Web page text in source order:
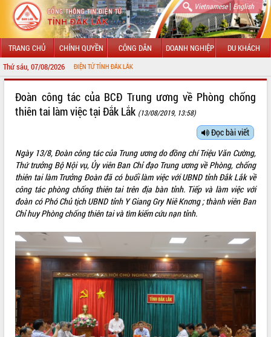
Vietnamese| English
TRANG CHỦ CHÍNH QUYỀN CÔNG DÂN DOANH NGHIỆP DU KHÁCH
Thứ sáu, 07/08/2026
THÔNG TIN ĐIỆN TỬ TỈNH ĐẮK LẮK
LÃNH ĐẠO UBND TỈNH
SỞ, BAN, NGÀNH
UBND CÁC XÃ, PHƯỜNG
THÔNG TIN CHỈ ĐẠO ĐIỀU HÀNH
HỆ THỐNG VĂN BẢN
VĂN BẢN HĐND TỈNH
ĐIỂM TIN VĂN BẢN
QUY HOẠCH - KẾ HOẠCH
Đoàn công tác của BCĐ Trung ương về Phòng chống
thiên tai làm việc tại Đắk Lắk (13/08/2019, 13:58)
Đọc bài viết
Ngày 13/8, Đoàn công tác của Trung ương do đồng chí Triệu Văn Cường,
Thứ trưởng Bộ Nội vụ, Ủy viên Ban Chỉ đạo Trung ương về Phòng, chống
thiên tai làm Trưởng Đoàn đã có buổi làm việc với UBND tỉnh Đắk Lắk về
công tác phòng chống thiên tai trên địa bàn tỉnh. Tiếp và làm việc với
đoàn có Phó Chủ tịch UBND tỉnh Y Giang Gry Niê Knơng ; thành viên Ban
Chỉ huy Phòng chống thiên tai và tìm kiếm cứu nạn tỉnh.